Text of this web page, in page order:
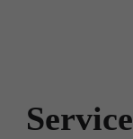
Service